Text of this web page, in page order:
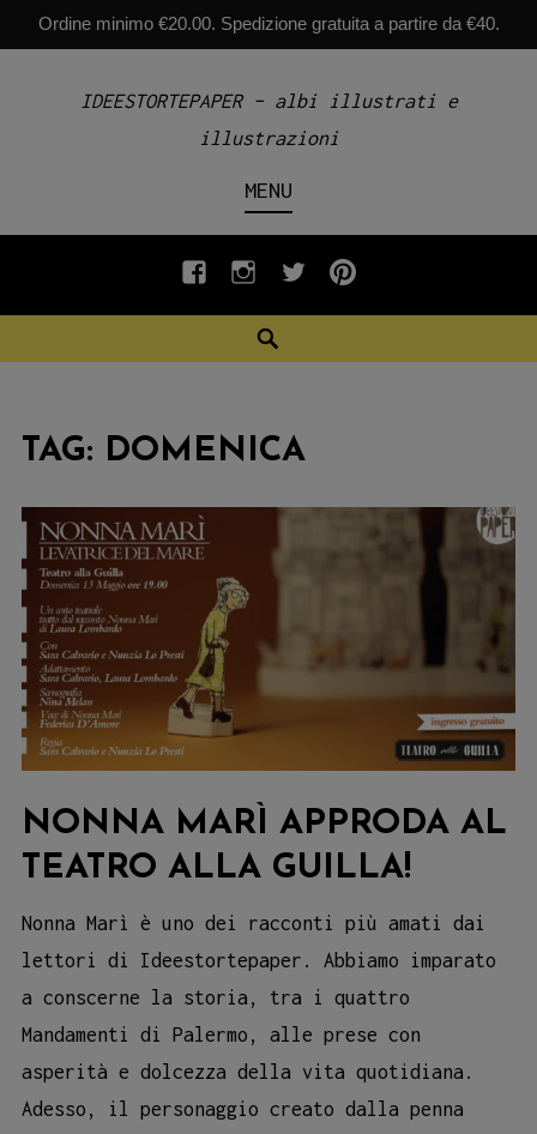
Ordine minimo €20.00. Spedizione gratuita a partire da €40.
IDEESTORTEPAPER – albi illustrati e
illustrazioni
MENU
fb INSTAGRAM
twiterpinterest
TAG: DOMENICA
NONNA MARÌ APPRODA AL
TEATRO ALLA GUILLA!
Nonna Marì è uno dei racconti più amati dai
lettori di Ideestortepaper. Abbiamo imparato
a conscerne la storia, tra i quattro
Mandamenti di Palermo, alle prese con
asperità e dolcezza della vita quotidiana.
Adesso, il personaggio creato dalla penna